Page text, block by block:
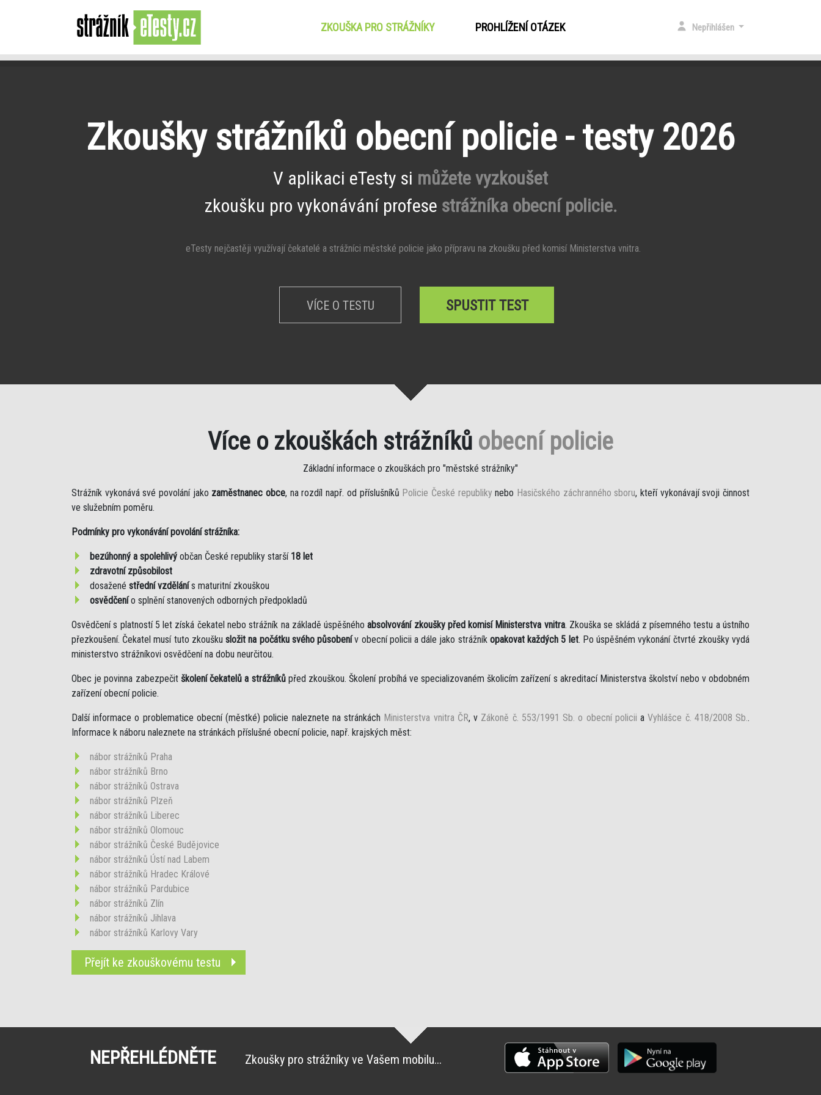
ZKOUŠKA PRO STRÁŽNÍKY (CURRENT)PROHLÍŽENÍ OTÁZEK Nepřihlášen
Zkoušky strážníků obecní policie - testy 2026
V aplikaci eTesty si můžete vyzkoušet
zkoušku pro vykonávání profese strážníka obecní policie.
eTesty nejčastěji využívají čekatelé a strážníci městské policie jako přípravu na zkoušku před komisí Ministerstva vnitra.
VÍCE O TESTU SPUSTIT TEST
Více o zkouškách strážníků obecní policie
Základní informace o zkouškách pro "městské strážníky"
Strážník vykonává své povolání jako zaměstnanec obce, na rozdíl např. od příslušníků Policie České republiky nebo Hasičského záchranného sboru, kteří vykonávají svoji činnost
ve služebním poměru.
Podmínky pro vykonávání povolání strážníka:
bezúhonný a spolehlivý občan České republiky starší 18 let
zdravotní způsobilost
dosažené střední vzdělánís maturitní zkouškou
osvědčenío splnění stanovených odborných předpokladů
Osvědčení s platností 5 let získá čekatel nebo strážník na základě úspěšnéhoabsolvování zkoušky před komisí Ministerstva vnitra. Zkouška se skládá z písemného testu a ústního
přezkoušení. Čekatel musí tuto zkouškusložit na počátku svého působenív obecní policii a dále jako strážník opakovat každých 5 let. Po úspěšném vykonání čtvrté zkoušky vydá
ministerstvo strážníkovi osvědčení na dobu neurčitou.
Obec je povinna zabezpečit školení čekatelů a strážníkůpřed zkouškou. Školení probíhá ve specializovaném školicím zařízení s akreditací Ministerstva školství nebo v obdobném
zařízení obecní policie.
Další informace o problematice obecní (městké) policie naleznete na stránkách Ministerstva vnitra ČR, v Zákoně č. 553/1991 Sb. o obecní policii aVyhlášce č. 418/2008 Sb..
Informace k náboru naleznete na stránkách příslušné obecní policie, např. krajských měst:
nábor strážníků Praha
nábor strážníků Brno
nábor strážníků Ostrava
nábor strážníků Plzeň
nábor strážníků Liberec
nábor strážníků Olomouc
nábor strážníků České Budějovice
nábor strážníků Ústí nad Labem
nábor strážníků Hradec Králové
nábor strážníků Pardubice
nábor strážníků Zlín
nábor strážníků Jihlava
nábor strážníků Karlovy Vary
Přejít ke zkouškovému testu
NEPŘEHLÉDNĚTE Zkoušky pro strážníky ve Vašem mobilu...